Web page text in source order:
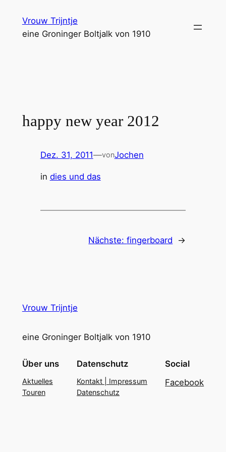
Inhalt
springen
Vrouw Trijntje
eine Groninger Boltjalk von 1910
happy new year 2012
Dez. 31, 2011—vonJochen
in dies und das
Nächste:fingerboard →
Vrouw Trijntje
eine Groninger Boltjalk von 1910
Über uns
Aktuelles
Touren
Datenschutz
Kontakt | Impressum
Datenschutz
Social
Facebook